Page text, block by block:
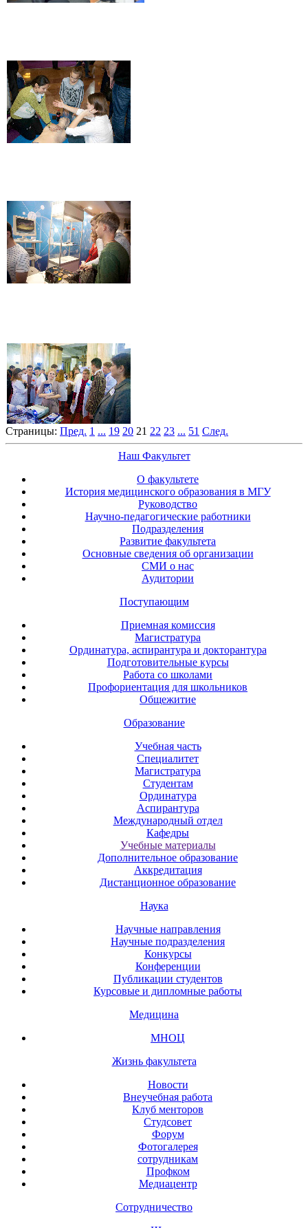
Страницы: Пред. 1 ... 19 20 21 22 23 ... 51 След.
Наш Факультет
О факультете
История медицинского образования в МГУ
Руководство
Научно-педагогические работники
Подразделения
Развитие факультета
Основные сведения об организации
СМИ о нас
Аудитории
Поступающим
Приемная комиссия
Магистратура
Ординатура, аспирантура и докторантура
Подготовительные курсы
Работа со школами
Профориентация для школьников
Общежитие
Образование
Учебная часть
Специалитет
Магистратура
Студентам
Ординатура
Аспирантура
Международный отдел
Кафедры
Учебные материалы
Дополнительное образование
Аккредитация
Дистанционное образование
Наука
Научные направления
Научные подразделения
Конкурсы
Конференции
Публикации студентов
Курсовые и дипломные работы
Медицина
МНОЦ
Жизнь факультета
Новости
Внеучебная работа
Клуб менторов
Студсовет
Форум
Фотогалерея
сотрудникам
Профком
Медиацентр
Сотрудничество